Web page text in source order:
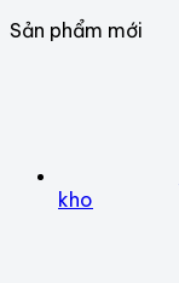
Sản phẩm mới
kho